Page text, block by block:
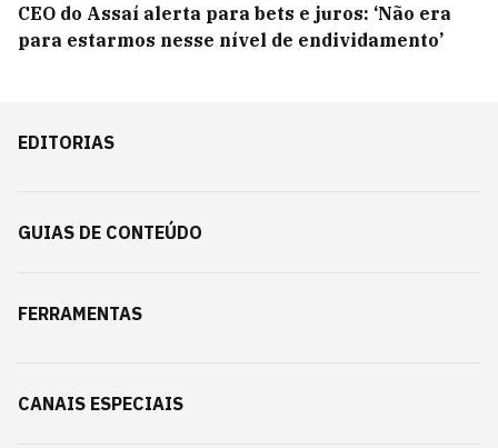
CEO do Assaí alerta para bets e juros: ‘Não era
para estarmos nesse nível de endividamento’
EDITORIAS
GUIAS DE CONTEÚDO
FERRAMENTAS
CANAIS ESPECIAIS